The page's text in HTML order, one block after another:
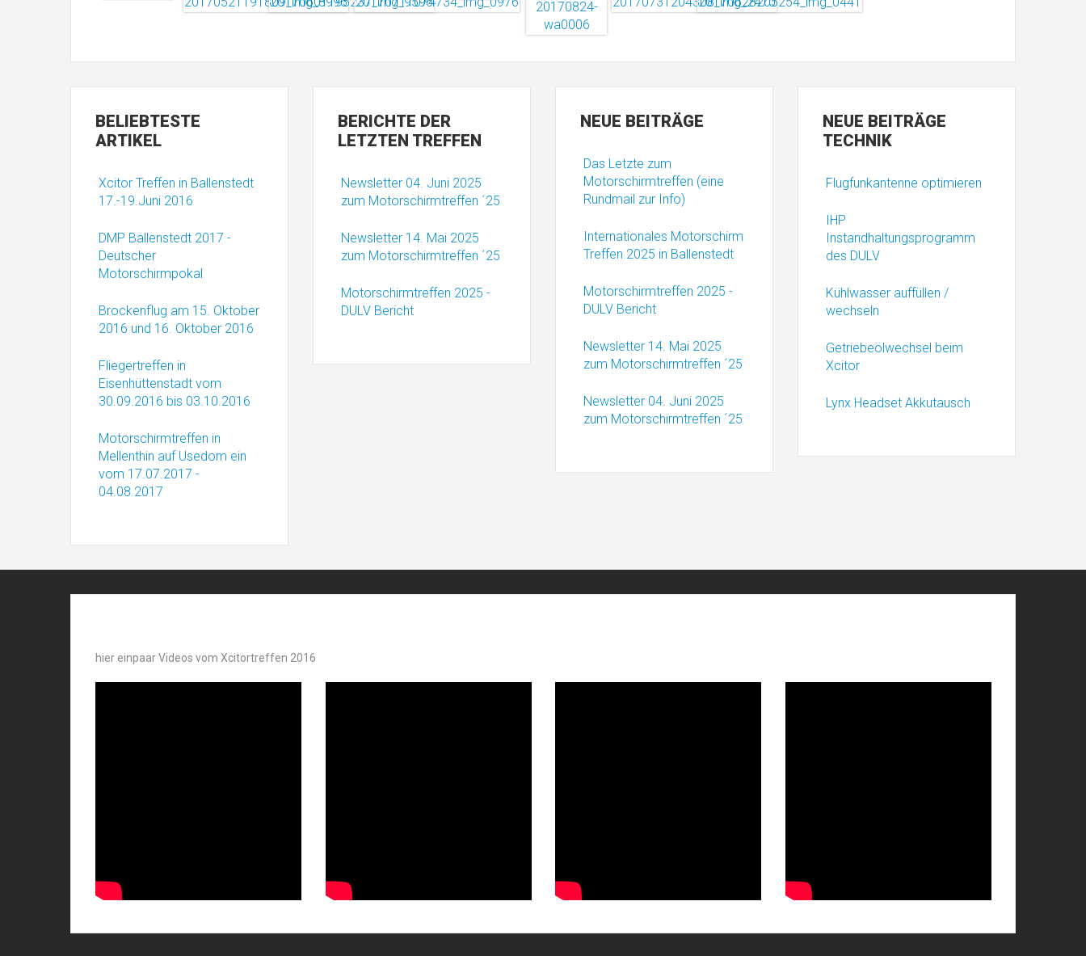
BELIEBTESTE
ARTIKEL
Xcitor Treffen in Ballenstedt
17.-19.Juni 2016
DMP Ballenstedt 2017 -
Deutscher
Motorschirmpokal
Brockenflug am 15. Oktober
2016 und 16. Oktober 2016
Fliegertreffen in
Eisenhüttenstadt vom
30.09.2016 bis 03.10.2016
Motorschirmtreffen in
Mellenthin auf Usedom ein
vom 17.07.2017 -
04.08.2017
BERICHTE DER
LETZTEN TREFFEN
Newsletter 04. Juni 2025
zum Motorschirmtreffen ´25
Newsletter 14. Mai 2025
zum Motorschirmtreffen ´25
Motorschirmtreffen 2025 -
DULV Bericht
NEUE BEITRÄGE
Das Letzte zum
Motorschirmtreffen (eine
Rundmail zur Info)
Internationales Motorschirm
Treffen 2025 in Ballenstedt
Motorschirmtreffen 2025 -
DULV Bericht
Newsletter 14. Mai 2025
zum Motorschirmtreffen ´25
Newsletter 04. Juni 2025
zum Motorschirmtreffen ´25
NEUE BEITRÄGE
TECHNIK
Flugfunkantenne optimieren
IHP
Instandhaltungsprogramm
des DULV
Kühlwasser auffüllen /
wechseln
Getriebeölwechsel beim
Xcitor
Lynx Headset Akkutausch
hier einpaar Videos vom Xcitortreffen 2016